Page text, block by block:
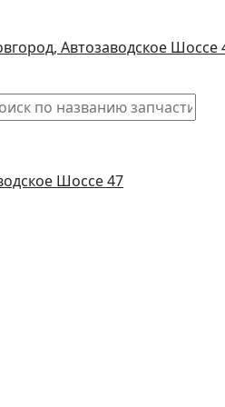
Автозаводское Шоссе
Шоссе 47